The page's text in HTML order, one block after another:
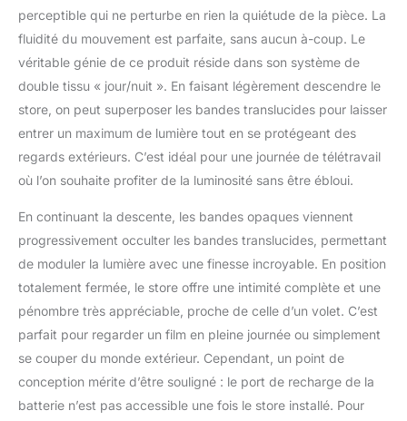
perceptible qui ne perturbe en rien la quiétude de la pièce. La
fluidité du mouvement est parfaite, sans aucun à-coup. Le
véritable génie de ce produit réside dans son système de
double tissu « jour/nuit ». En faisant légèrement descendre le
store, on peut superposer les bandes translucides pour laisser
entrer un maximum de lumière tout en se protégeant des
regards extérieurs. C’est idéal pour une journée de télétravail
où l’on souhaite profiter de la luminosité sans être ébloui.
En continuant la descente, les bandes opaques viennent
progressivement occulter les bandes translucides, permettant
de moduler la lumière avec une finesse incroyable. En position
totalement fermée, le store offre une intimité complète et une
pénombre très appréciable, proche de celle d’un volet. C’est
parfait pour regarder un film en pleine journée ou simplement
se couper du monde extérieur. Cependant, un point de
conception mérite d’être souligné : le port de recharge de la
batterie n’est pas accessible une fois le store installé. Pour